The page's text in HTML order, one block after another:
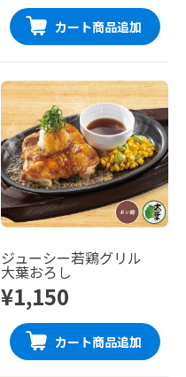
カート商品追加
ジューシー若鶏グリル
大葉おろし
¥1,150
カート商品追加